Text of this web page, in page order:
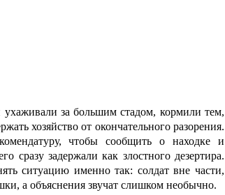
за большим стадом, кормили тем,
хозяйство от окончательного разорения.
чтобы сообщить о находке и
сразу задержали как злостного дезертира.
ситуацию именно так: солдат вне части,
а объяснения звучат слишком необычно.